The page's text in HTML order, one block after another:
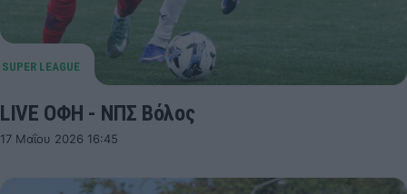
LIVE ΟΦΗ - ΝΠΣ Βόλος
17 Μαΐου 2026 16:45